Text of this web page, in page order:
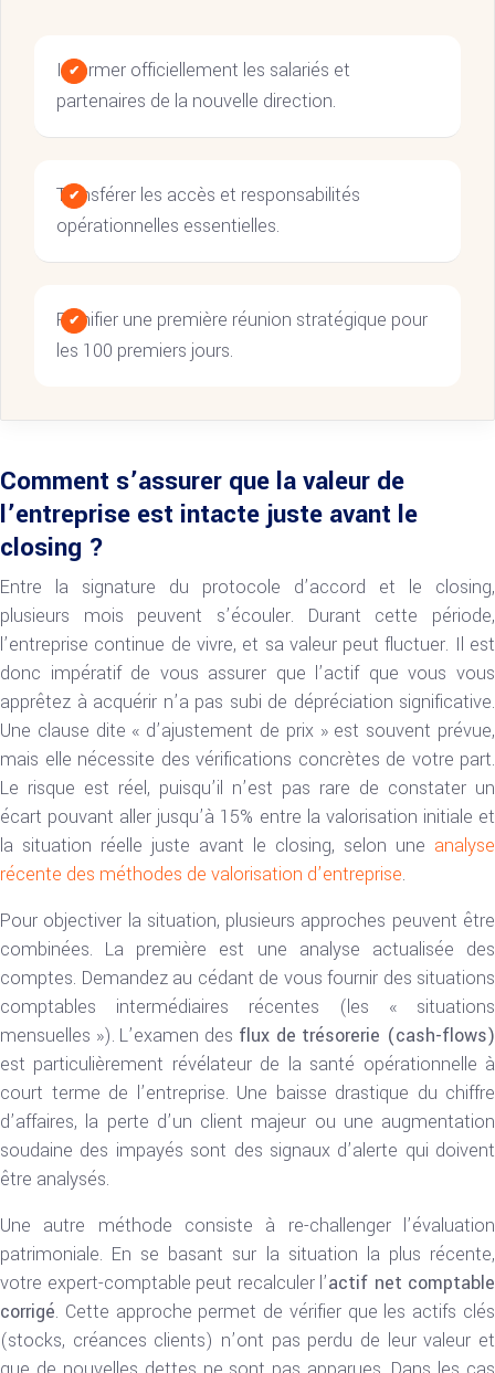
Informer officiellement les salariés et
partenaires de la nouvelle direction.
Transférer les accès et responsabilités
opérationnelles essentielles.
Planifier une première réunion stratégique pour
les 100 premiers jours.
Comment s’assurer que la valeur de
l’entreprise est intacte juste avant le
closing ?
Entre la signature du protocole d’accord et le closing,
plusieurs mois peuvent s’écouler. Durant cette période,
l’entreprise continue de vivre, et sa valeur peut fluctuer. Il est
donc impératif de vous assurer que l’actif que vous vous
apprêtez à acquérir n’a pas subi de dépréciation significative.
Une clause dite « d’ajustement de prix » est souvent prévue,
mais elle nécessite des vérifications concrètes de votre part.
Le risque est réel, puisqu’il n’est pas rare de constater un
écart pouvant aller jusqu’à 15% entre la valorisation initiale et
la situation réelle juste avant le closing, selon une analyse
récente des méthodes de valorisation d’entreprise.
Pour objectiver la situation, plusieurs approches peuvent être
combinées. La première est une analyse actualisée des
comptes. Demandez au cédant de vous fournir des situations
comptables intermédiaires récentes (les « situations
mensuelles »). L’examen des flux de trésorerie (cash-flows)
est particulièrement révélateur de la santé opérationnelle à
court terme de l’entreprise. Une baisse drastique du chiffre
d’affaires, la perte d’un client majeur ou une augmentation
soudaine des impayés sont des signaux d’alerte qui doivent
être analysés.
Une autre méthode consiste à re-challenger l’évaluation
patrimoniale. En se basant sur la situation la plus récente,
votre expert-comptable peut recalculer l’actif net comptable
corrigé. Cette approche permet de vérifier que les actifs clés
(stocks, créances clients) n’ont pas perdu de leur valeur et